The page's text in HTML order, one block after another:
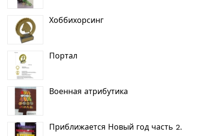
Хоббихорсинг
Портал
Военная атрибутика
Приближается Новый год часть 2.